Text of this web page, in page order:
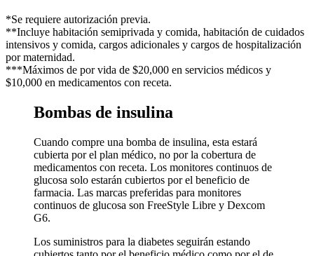
*Se requiere autorización previa.
**Incluye habitación semiprivada y comida, habitación de cuidados
intensivos y comida, cargos adicionales y cargos de hospitalización
por maternidad.
***Máximos de por vida de $20,000 en servicios médicos y
$10,000 en medicamentos con receta.
Bombas de insulina
Cuando compre una bomba de insulina, esta estará
cubierta por el plan médico, no por la cobertura de
medicamentos con receta. Los monitores continuos de
glucosa solo estarán cubiertos por el beneficio de
farmacia. Las marcas preferidas para monitores
continuos de glucosa son FreeStyle Libre y Dexcom
G6.
Los suministros para la diabetes seguirán estando